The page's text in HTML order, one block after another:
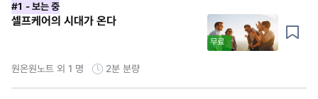
#1 - 보는 중
셀프케어의 시대가 온다
무료
원온원노트 외 1 명 2분 분량